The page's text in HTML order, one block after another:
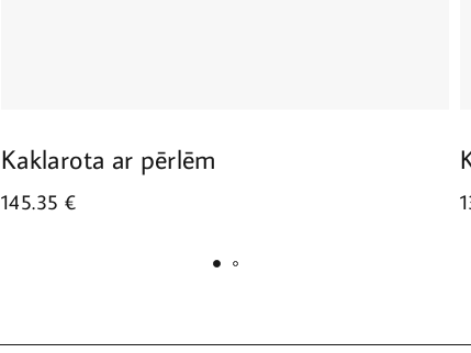
Kaklarota ar pērlēm
145.35 €